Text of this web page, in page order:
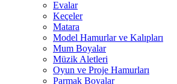
Evalar
Keçeler
Matara
Model Hamurlar ve Kalıpları
Mum Boyalar
Müzik Aletleri
Oyun ve Proje Hamurları
Parmak Boyalar